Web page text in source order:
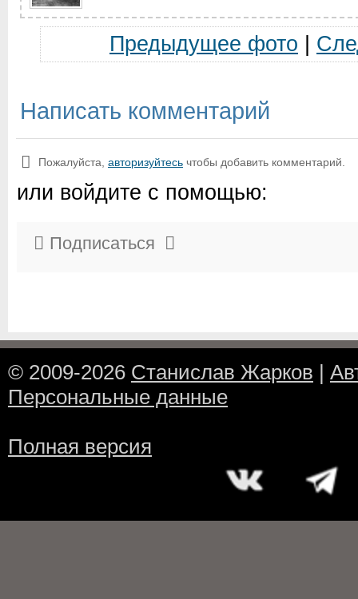
Предыдущее фото
Написать комментарий
Пожалуйста, авторизуйтесь чтобы добавить комментарий.
или войдите с помощью:
Подписаться
© 2009-2026 Станислав Жарков |
Персональные данные
Полная версия